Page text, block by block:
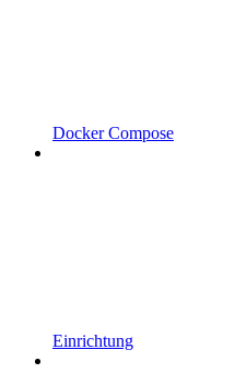
Docker Compose
Einrichtung